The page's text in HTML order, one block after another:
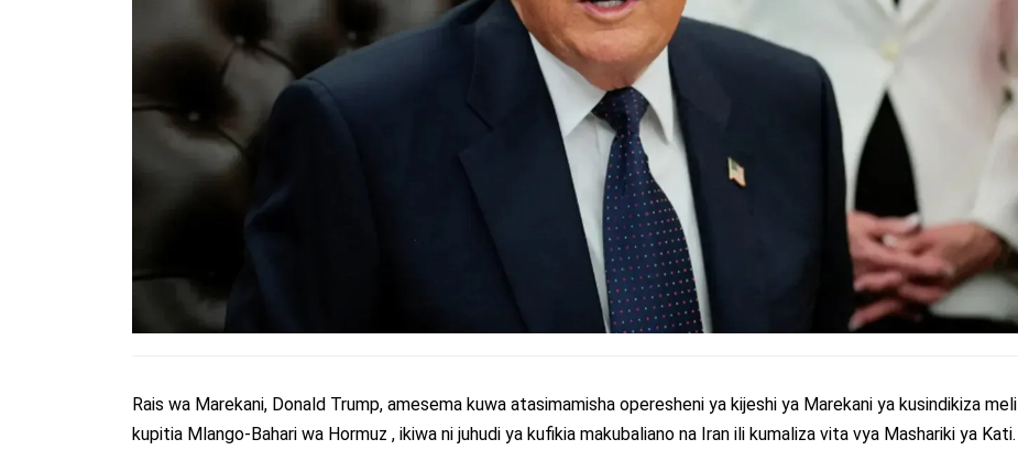
Rais wa Marekani, Donald Trump, amesema kuwa atasimamisha operesheni ya kijeshi ya Marekani ya kusindikiza meli
kupitia Mlango-Bahari wa Hormuz , ikiwa ni juhudi ya kufikia makubaliano na Iran ili kumaliza vita vya Mashariki ya Kati.